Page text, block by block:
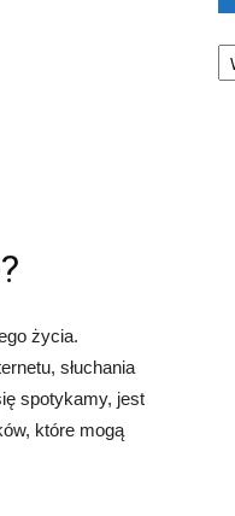
życia.
słuchania
spotykamy, jest
które mogą